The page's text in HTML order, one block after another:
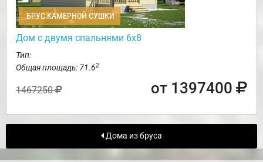
БРУС КАМЕРНОЙ СУШКИ
Дом с двумя спальнями 6х8
Тип:
Общая площадь: 71.62
1467250 от 1397400
Дома из бруса